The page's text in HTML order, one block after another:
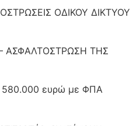
ΟΔΙΚΟΥ ΔΙΚΤΥΟΥ
ΑΣΦΑΛΤΟΣΤΡΩΣΗ ΤΗΣ
580.000 ευρώ με ΦΠΑ